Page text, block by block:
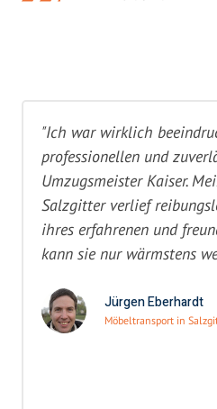
"Ich war wirklich
professionellen und
Umzugsmeister Kaiser.
Salzgitter verlief
ihres erfahrenen und
kann sie nur wärmstens
Jürgen Eberhardt
Möbeltransport in